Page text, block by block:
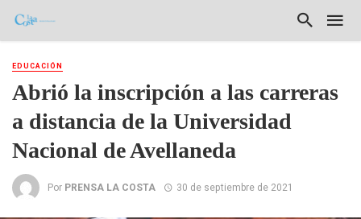
EDUCACIÓN
Abrió la inscripción a las carreras
a distancia de la Universidad
Nacional de Avellaneda
Por PRENSA LA COSTA 30 de septiembre de 2021